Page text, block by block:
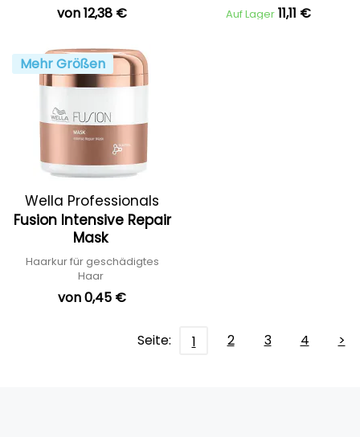
von 12,38 €
Auf Lager 11,11 €
Mehr Größen
Wella Professionals
Fusion Intensive Repair
Mask
Haarkur für geschädigtes
Haar
von 0,45 €
Seite: 1 2 3 4 >